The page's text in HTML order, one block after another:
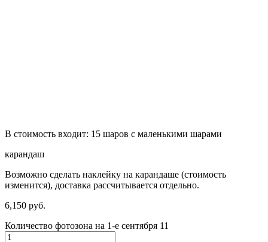
В стоимость входит: 15 шаров с маленькими шарами
карандаш
Возможно сделать наклейку на карандаше (стоимость
изменится), доставка рассчитывается отдельно.
6,150 руб.
Количество фотозона на 1-е сентября 11